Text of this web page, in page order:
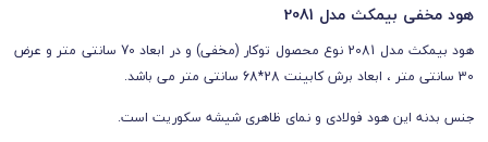
هود مخفی بیمکث مدل 2081
هود بیمکث مدل 2081 نوع محصول توکار (مخفی) و در ابعاد 70 سانتی متر و عرض
30 سانتی متر ، ابعاد برش کابینت 28*68 سانتی متر می باشد.
جنس بدنه این هود فولادی و نمای ظاهری شیشه سکوریت است.